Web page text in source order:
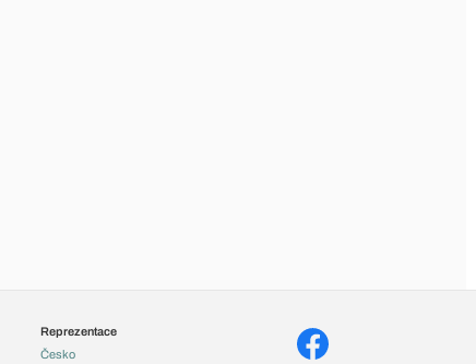
Reprezentace
Česko